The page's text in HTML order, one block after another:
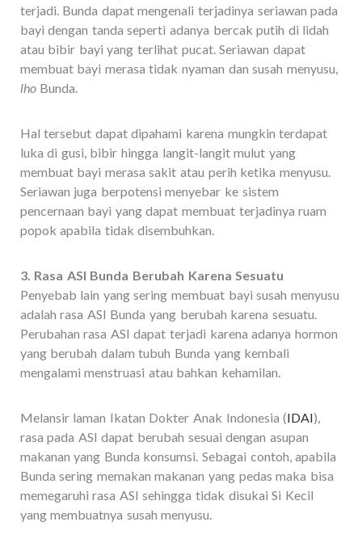
terjadi. Bunda dapat mengenali terjadinya seriawan pada
bayi dengan tanda seperti adanya bercak putih di lidah
atau bibir bayi yang terlihat pucat. Seriawan dapat
membuat bayi merasa tidak nyaman dan susah menyusu,
lhoBunda.
Hal tersebut dapat dipahami karena mungkin terdapat
luka di gusi, bibir hingga langit-langit mulut yang
membuat bayi merasa sakit atau perih ketika menyusu.
Seriawan juga berpotensi menyebar ke sistem
pencernaan bayi yang dapat membuat terjadinya ruam
popok apabila tidak disembuhkan.
3. Rasa ASI Bunda Berubah Karena Sesuatu
Penyebab lain yang sering membuat bayi susah menyusu
adalah rasa ASI Bunda yang berubah karena sesuatu.
Perubahan rasa ASI dapat terjadi karena adanya hormon
yang berubah dalam tubuh Bunda yang kembali
mengalami menstruasi atau bahkan kehamilan.
Melansir laman Ikatan Dokter Anak Indonesia (IDAI),
rasa pada ASI dapat berubah sesuai dengan asupan
makanan yang Bunda konsumsi. Sebagai contoh, apabila
Bunda sering memakan makanan yang pedas maka bisa
memegaruhi rasa ASI sehingga tidak disukai Si Kecil
yang membuatnya susah menyusu.